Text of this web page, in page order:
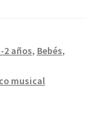
2 años, Bebés,
musical